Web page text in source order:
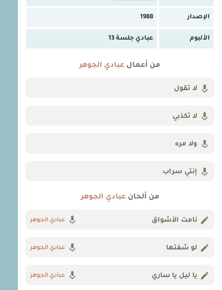
الإصدار 1988
الألبوم عبادي جلسة 13
من أعمال عبادي الجوهر
لا تقول
لا تكذبي
ولا مره
إنتي سراب
من ألحانعبادي الجوهر
نامت الأشواق عبادي الجوهر
لو شفتها عبادي الجوهر
يا ليل يا ساري عبادي الجوهر